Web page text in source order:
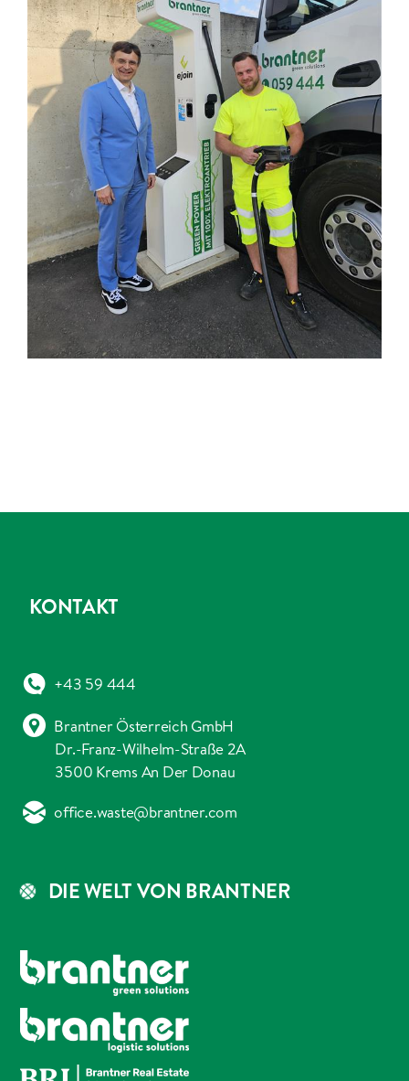
DIE WELT VON BRANTNER
KONTAKT
+43 59 444
Brantner Österreich GmbH
Dr.-Franz-Wilhelm-Straße 2A
3500 Krems An Der Donau
office.waste@brantner.com